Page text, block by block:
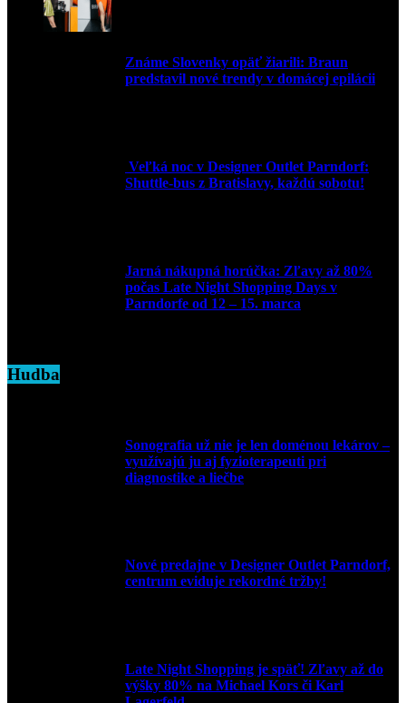
Známe Slovenky opäť žiarili: Braun
predstavil nové trendy v domácej epilácii
Veľká noc v Designer Outlet Parndorf:
Shuttle-bus z Bratislavy, každú sobotu!
Jarná nákupná horúčka: Zľavy až 80%
počas Late Night Shopping Days v
Parndorfe od 12 – 15. marca
Hudba
Sonografia už nie je len doménou lekárov –
využívajú ju aj fyzioterapeuti pri
diagnostike a liečbe
Nové predajne v Designer Outlet Parndorf,
centrum eviduje rekordné tržby!
Late Night Shopping je späť! Zľavy až do
výšky 80% na Michael Kors či Karl